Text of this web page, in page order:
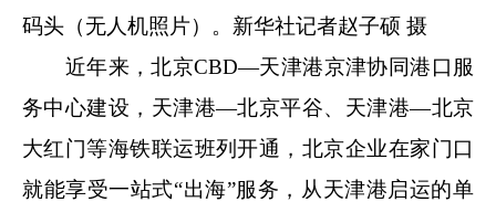
码头（无人机照片）。新华社记者赵子硕 摄
近年来，北京CBD—天津港京津协同港口服
务中心建设，天津港—北京平谷、天津港—北京
大红门等海铁联运班列开通，北京企业在家门口
就能享受一站式“出海”服务，从天津港启运的单